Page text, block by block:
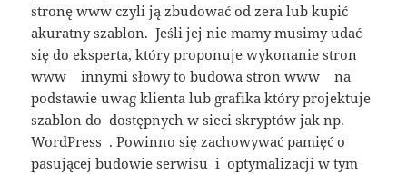
stronę www czyli ją zbudować od zera lub kupić
akuratny szablon. Jeśli jej nie mamy musimy udać
się do eksperta, który proponuje wykonanie stron
www innymi słowy to budowa stron www na
podstawie uwag klienta lub grafika który projektuje
szablon do dostępnych w sieci skryptów jak np.
WordPress . Powinno się zachowywać pamięć o
pasującej budowie serwisu i optymalizacji w tym